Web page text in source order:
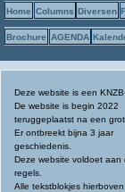
Home Columns Diversen
Brochure AGENDA
Deze website is een
De website is begin 2022
teruggeplaatst na een
Er ontbreekt bijna 3 jaar
geschiedenis.
Deze website voldoet aan
regels.
Alle tekstblokjes